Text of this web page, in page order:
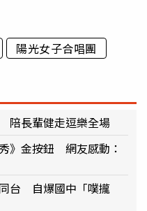
陽光女子合唱團
陪長輩健走逗樂全場
》金按鈕 網友感動：
台 自爆國中「噗攏